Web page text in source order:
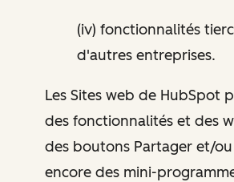
(iv) fonctionnalités
d'autres entreprises.
Les Sites web de HubSpot
des fonctionnalités et des
des boutons Partager et/ou
encore des mini-